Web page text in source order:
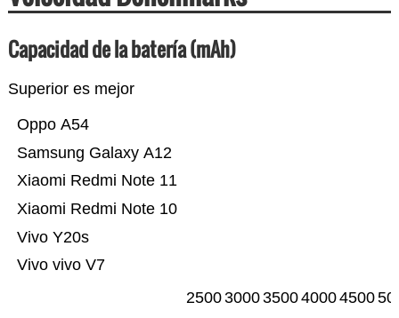
Capacidad de la batería (mAh)
Superior es mejor
Vivo vivo V7
Vivo Y20s
Xiaomi Redmi Note 10
Xiaomi Redmi Note 11
Samsung Galaxy A12
Oppo A54
25003000350040004500